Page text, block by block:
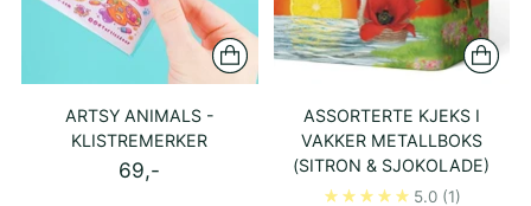
ARTSY ANIMALS -
KLISTREMERKER
69,-
ASSORTERTE KJEKS I
VAKKER METALLBOKS
(SITRON & SJOKOLADE)
5.0 (1)